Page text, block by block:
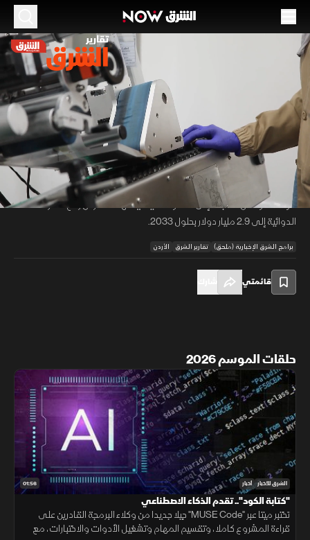
00:12
الأدوية الأردنية توسع حضورها عالميا
27 يونيو 2026 01:42 أخبار
تقارير الشرق
سجلت صادرات الأدوية الأردنية نموا بنسبة 8.9% خلال الأشهر الأربعة الأولى من
العام، لتصل إلى 259 مليون دولار مقابل 238 مليون دولار في الفترة نفسها
من العام الماضي. ويضم القطاع نحو 30 مصنعا تشغل أكثر من 10 آلاف
موظف، وتصل منتجاته إلى 85 دولة، فيما يستهدف الأردن رفع صادراته
الدوائية إلى 2.9 مليار دولار بحلول 2033.
برامج الشرق الإخبارية (ملحق) تقارير الشرق الأردن
قائمتي
حلقات الموسم 2026
01:56 الشرق للأخبار أخبار
"كتابة الكود".. تقدم الذكاء الاصطناعي
تختبر ميتا عبر "MUSE Code" جيلا جديدا من وكلاء البرمجة القادرين على
قراءة المشروع كاملا، وتقسيم المهام وتشغيل الأدوات والاختبارات، مع